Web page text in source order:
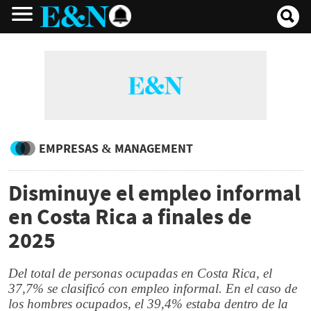
EMPRESAS & MANAGEMENT
Disminuye el empleo informal
en Costa Rica a finales de
2025
Del total de personas ocupadas en Costa Rica, el
37,7% se clasificó con empleo informal. En el caso de
los hombres ocupados, el 39,4% estaba dentro de la